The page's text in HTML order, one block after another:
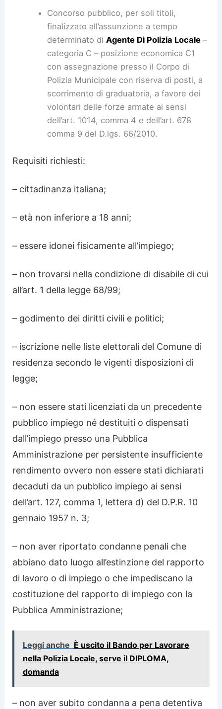
Concorso pubblico, per soli titoli,
finalizzato all’assunzione a tempo
determinato di Agente Di Polizia Locale–
categoria C – posizione economica C1
con assegnazione presso il Corpo di
Polizia Municipale con riserva di posti, a
scorrimento di graduatoria, a favore dei
volontari delle forze armate ai sensi
dell’art. 1014, comma 4 e dell’art. 678
comma 9 del D.lgs. 66/2010.
Requisiti richiesti:
– cittadinanza italiana;
– età non inferiore a 18 anni;
– essere idonei fisicamente all’impiego;
– non trovarsi nella condizione di disabile di cui
all’art. 1 della legge 68/99;
– godimento dei diritti civili e politici;
– iscrizione nelle liste elettorali del Comune di
residenza secondo le vigenti disposizioni di
legge;
– non essere stati licenziati da un precedente
pubblico impiego né destituiti o dispensati
dall’impiego presso una Pubblica
Amministrazione per persistente insufficiente
rendimento ovvero non essere stati dichiarati
decaduti da un pubblico impiego ai sensi
dell’art. 127, comma 1, lettera d) del D.P.R. 10
gennaio 1957 n. 3;
– non aver riportato condanne penali che
abbiano dato luogo all’estinzione del rapporto
di lavoro o di impiego o che impediscano la
costituzione del rapporto di impiego con la
Pubblica Amministrazione;
Leggi anche È uscito il Bando per Lavorare
nella Polizia Locale, serve il DIPLOMA,
domanda
– non aver subito condanna a pena detentiva